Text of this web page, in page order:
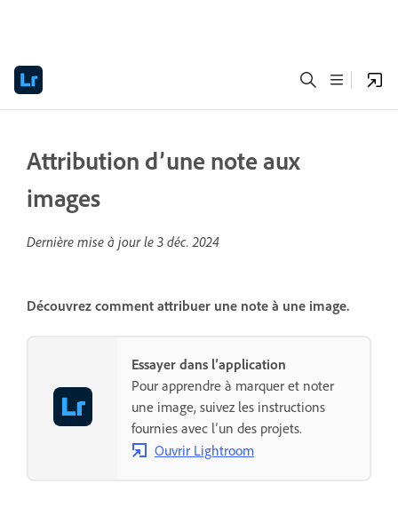
Attribution d’une note aux
images
Dernière mise à jour le 3 déc. 2024
Découvrez comment attribuer une note à une image.
Essayer dans l’application
Pour apprendre à marquer et noter
une image, suivez les instructions
fournies avec l’un des projets.
Ouvrir Lightroom